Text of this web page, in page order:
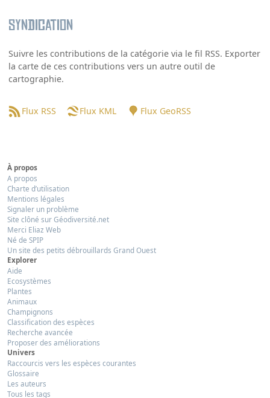
Syndication
Suivre les contributions de la catégorie via le fil RSS. Exporter
la carte de ces contributions vers un autre outil de
cartographie.
Flux RSS Flux KML Flux GeoRSS
À propos
A propos
Charte d’utilisation
Mentions légales
Signaler un problème
Site clôné sur Géodiversité.net
Merci Eliaz Web
Né de SPIP
Un site des petits débrouillards Grand Ouest
Explorer
Aide
Ecosystèmes
Plantes
Animaux
Champignons
Classification des espèces
Recherche avancée
Proposer des améliorations
Univers
Raccourcis vers les espèces courantes
Glossaire
Les auteurs
Tous les tags